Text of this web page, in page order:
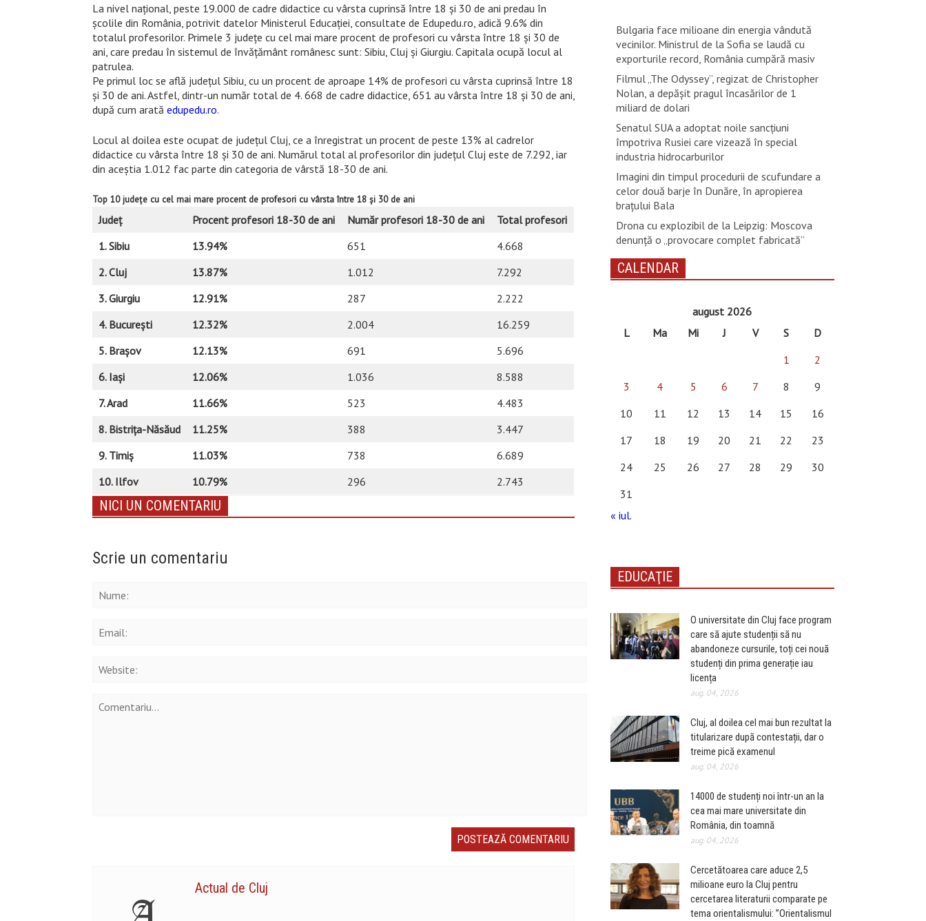
La nivel național, peste 19.000 de cadre didactice cu vârsta cuprinsă între 18 și 30 de ani predau în
școlile din România, potrivit datelor Ministerul Educației, consultate de Edupedu.ro, adică 9.6% din
totalul profesorilor. Primele 3 județe cu cel mai mare procent de profesori cu vârsta între 18 și 30 de
ani, care predau în sistemul de învățământ românesc sunt: Sibiu, Cluj și Giurgiu. Capitala ocupă locul al
patrulea.
Pe primul loc se află județul Sibiu, cu un procent de aproape 14% de profesori cu vârsta cuprinsă între 18
și 30 de ani. Astfel, dintr-un număr total de 4. 668 de cadre didactice, 651 au vârsta între 18 și 30 de ani,
după cum arată edupedu.ro.
Locul al doilea este ocupat de județul Cluj, ce a înregistrat un procent de peste 13% al cadrelor
didactice cu vârsta între 18 și 30 de ani. Numărul total al profesorilor din județul Cluj este de 7.292, iar
din aceștia 1.012 fac parte din categoria de vârstă 18-30 de ani.
Top 10 județe cu cel mai mare procent de profesori cu vârsta între 18 și 30 de ani
Județ Procent profesori 18-30 de ani Număr profesori 18-30 de ani
Total profesori
1. Sibiu
13.94% 651
4.668
2. Cluj
13.87% 1.012
7.292
3. Giurgiu
12.91% 287
2.222
4. București
12.32% 2.004
16.259
5. Brașov
12.13% 691
5.696
6. Iași
12.06% 1.036
8.588
7. Arad
11.66% 523
4.483
8. Bistrița-Năsăud
11.25% 388
3.447
9. Timiș
11.03% 738
6.689
10. Ilfov
10.79% 296 2.743
NICI UN COMENTARIU
Scrie un comentariu
Actual de Cluj
Bulgaria face milioane din energia vândută
vecinilor. Ministrul de la Sofia se laudă cu
exporturile record, România cumpără masiv
Filmul „The Odyssey”, regizat de Christopher
Nolan, a depăşit pragul încasărilor de 1
miliard de dolari
Senatul SUA a adoptat noile sancţiuni
împotriva Rusiei care vizează în special
industria hidrocarburilor
Imagini din timpul procedurii de scufundare a
celor două barje în Dunăre, în apropierea
brațului Bala
Drona cu explozibil de la Leipzig: Moscova
denunţă o „provocare complet fabricată”
CALENDAR
august 2026
L
Ma Mi J V S
D
1
2
3
4 5 6 7 8
9
10
11 12 13 14 15
16
17
18 19 20 21 22
23
24
25 26 27 28 29
30
31
« iul.
EDUCAŢIE
O universitate din Cluj face program
care să ajute studenții să nu
abandoneze cursurile, toți cei nouă
studenți din prima generație iau
licența
aug. 04, 2026
Cluj, al doilea cel mai bun rezultat la
titularizare după contestații, dar o
treime pică examenul
aug. 04, 2026
14000 de studenți noi într-un an la
cea mai mare universitate din
România, din toamnă
aug. 04, 2026
Cercetătoarea care aduce 2,5
milioane euro la Cluj pentru
cercetarea literaturii comparate pe
tema orientalismului: ”Orientalismul